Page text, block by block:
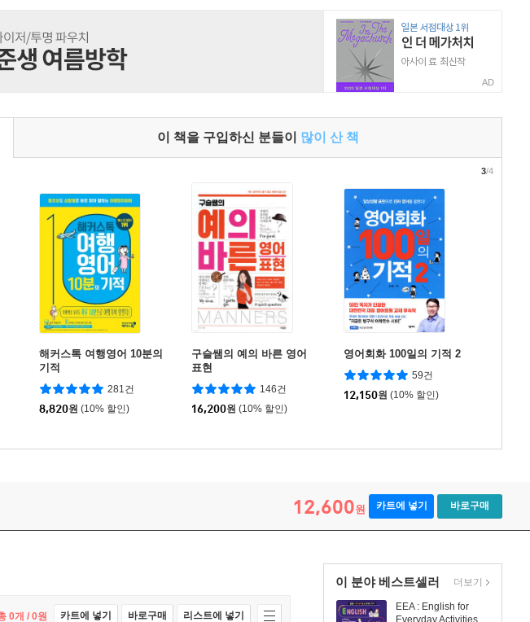
AD
이 책을 구입하신 분들이 많이 산 책
해커스톡 여행영어 10분의
기적
281건
8,820원 (10% 할인)
구슬쌤의 예의 바른 영어
표현
146건
16,200원 (10% 할인)
영어회화 100일의 기적 2
59건
12,150원 (10% 할인)
3/4
12,600원 카트에 넣기 바로구매
이 분야 베스트셀러
EEA : English for
더보기
0개 / 0원 카트에 넣기 바로구매 리스트에 넣기